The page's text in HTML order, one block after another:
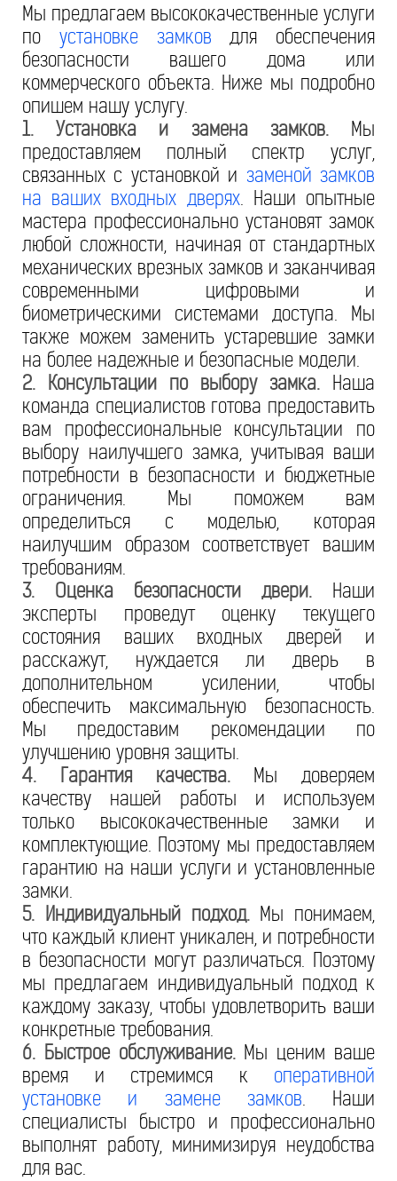
Мы предлагаем высококачественные услуги
по установке замков для обеспечения
безопасности вашего дома или
коммерческого объекта. Ниже мы подробно
опишем нашу услугу.
1. Установка и замена замков.Мы
предоставляем полный спектр услуг,
связанных с установкой и заменой замков
на ваших входных дверях. Наши опытные
мастера профессионально установят замок
любой сложности, начиная от стандартных
механических врезных замков и заканчивая
современными цифровыми и
биометрическими системами доступа. Мы
также можем заменить устаревшие замки
на более надежные и безопасные модели.
2. Консультации по выбору замка. Наша
команда специалистов готова предоставить
вам профессиональные консультации по
выбору наилучшего замка, учитывая ваши
потребности в безопасности и бюджетные
ограничения. Мы поможем вам
определиться с моделью, которая
наилучшим образом соответствует вашим
требованиям.
3. Оценка безопасности двери. Наши
эксперты проведут оценку текущего
состояния ваших входных дверей и
расскажут, нуждается ли дверь в
дополнительном усилении, чтобы
обеспечить максимальную безопасность.
Мы предоставим рекомендации по
улучшению уровня защиты.
4. Гарантия качества.Мы доверяем
качеству нашей работы и используем
только высококачественные замки и
комплектующие. Поэтому мы предоставляем
гарантию на наши услуги и установленные
замки.
5. Индивидуальный подход.Мы понимаем,
что каждый клиент уникален, и потребности
в безопасности могут различаться. Поэтому
мы предлагаем индивидуальный подход к
каждому заказу, чтобы удовлетворить ваши
конкретные требования.
6. Быстрое обслуживание.Мы ценим ваше
время и стремимся к оперативной
установке и замене замков. Наши
специалисты быстро и профессионально
выполнят работу, минимизируя неудобства
для вас.